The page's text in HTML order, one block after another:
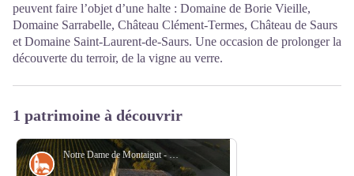
peuvent faire l’objet d’une halte : Domaine de Borie Vieille,
Domaine Sarrabelle, Château Clément-Termes, Château de Saurs
et Domaine Saint-Laurent-de-Saurs. Une occasion de prolonger la
découverte du terroir, de la vigne au verre.
1 patrimoine à découvrir
Notre Dame de Montaigut - Christophe Lopez
Patrimoine